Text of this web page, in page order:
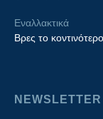
Εναλλακτικά
Βρες το
NEWSLETTER